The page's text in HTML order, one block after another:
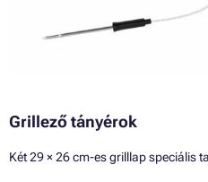
Grillező tányérok
Két 29 × 26 cm-es grilllap speciális